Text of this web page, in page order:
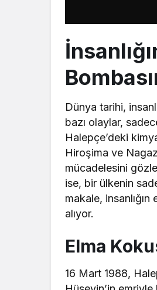
Dünya tarihi,
bazı olaylar,
Halepçe’deki
Hiroşima ve
mücadelesini
ise, bir ülkenin
makale,
alıyor.
Elma
16 Mart 1988,